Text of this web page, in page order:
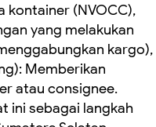
kontainer (NVOCC),
yang melakukan
kargo),
Memberikan
atau consignee.
ini sebagai langkah